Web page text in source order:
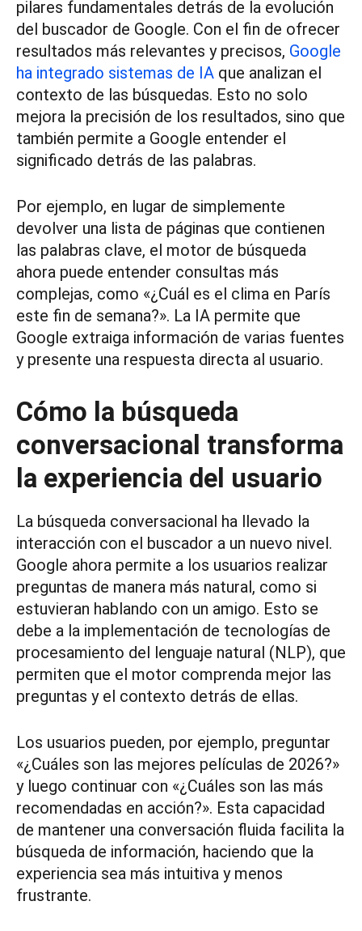
pilares fundamentales detrás de la evolución
del buscador de Google. Con el fin de ofrecer
resultados más relevantes y precisos, Google
ha integrado sistemas de IA que analizan el
contexto de las búsquedas. Esto no solo
mejora la precisión de los resultados, sino que
también permite a Google entender el
significado detrás de las palabras.
Por ejemplo, en lugar de simplemente
devolver una lista de páginas que contienen
las palabras clave, el motor de búsqueda
ahora puede entender consultas más
complejas, como «¿Cuál es el clima en París
este fin de semana?». La IA permite que
Google extraiga información de varias fuentes
y presente una respuesta directa al usuario.
Cómo la búsqueda
conversacional transforma
la experiencia del usuario
La búsqueda conversacional ha llevado la
interacción con el buscador a un nuevo nivel.
Google ahora permite a los usuarios realizar
preguntas de manera más natural, como si
estuvieran hablando con un amigo. Esto se
debe a la implementación de tecnologías de
procesamiento del lenguaje natural (NLP), que
permiten que el motor comprenda mejor las
preguntas y el contexto detrás de ellas.
Los usuarios pueden, por ejemplo, preguntar
«¿Cuáles son las mejores películas de 2026?»
y luego continuar con «¿Cuáles son las más
recomendadas en acción?». Esta capacidad
de mantener una conversación fluida facilita la
búsqueda de información, haciendo que la
experiencia sea más intuitiva y menos
frustrante.